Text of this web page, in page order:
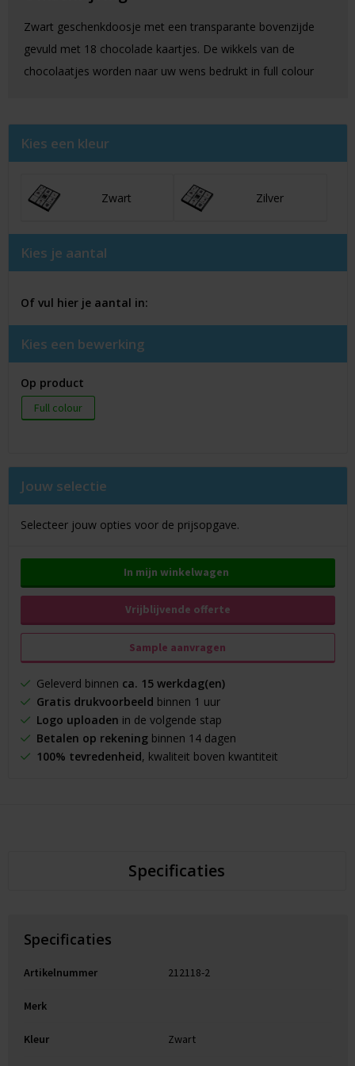
Zwart geschenkdoosje met een transparante bovenzijde
gevuld met 18 chocolade kaartjes. De wikkels van de
chocolaatjes worden naar uw wens bedrukt in full colour
Kies een kleur
Zwart Zilver
Kies je aantal
Of vul hier je aantal in:
Kies een bewerking
Op product
Full colour
Jouw selectie
Selecteer jouw opties voor de prijsopgave.
In mijn winkelwagen
Vrijblijvende offerte
Sample aanvragen
Geleverd binnen ca. 15 werkdag(en)
Gratis drukvoorbeeld binnen 1 uur
Logo uploaden in de volgende stap
Betalen op rekeningbinnen 14 dagen
100% tevredenheid, kwaliteit boven kwantiteit
Specificaties
Specificaties
Artikelnummer 212118-2
Merk
Kleur Zwart